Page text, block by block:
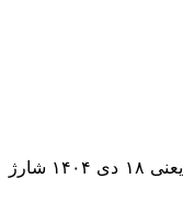
به گزارش اقتصادآنلاین، واریز مرحله اول سود سهام عدالت عملکرد سال مالی ۱۴۰۳ رسماً وارد فاز اجرایی شد و طبق اعلام رسمی، حساب مشمولان حداکثر تا ۴۸ ساعت آینده، یعنی ۱۸ دی ۱۴۰۴ شارژ